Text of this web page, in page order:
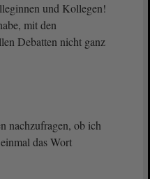
und Kollegen!
mit den
Debatten nicht ganz
nachzufragen, ob ich
das Wort